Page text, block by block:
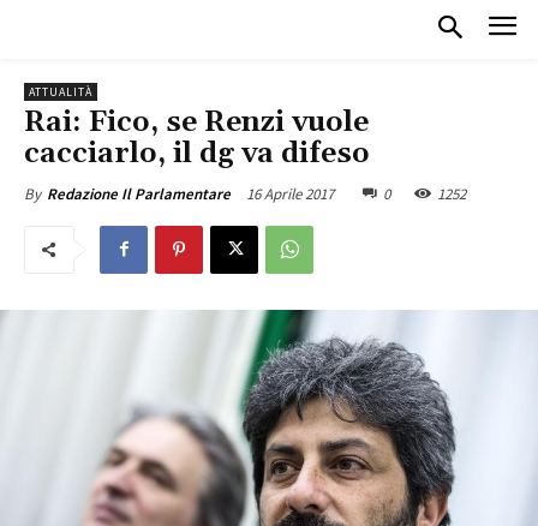
ATTUALITÀ
Rai: Fico, se Renzi vuole
cacciarlo, il dg va difeso
By Redazione Il Parlamentare 16 Aprile 2017 0 1252